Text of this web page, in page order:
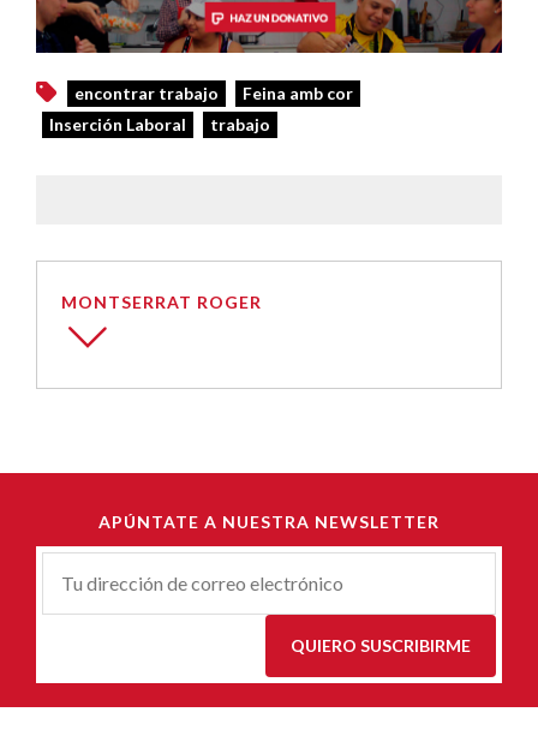
encontrar trabajo
Feina amb cor
Inserción Laboral
trabajo
MONTSERRAT ROGER
APÚNTATE A NUESTRA NEWSLETTER
Correu-
QUIERO SUSCRIBIRME